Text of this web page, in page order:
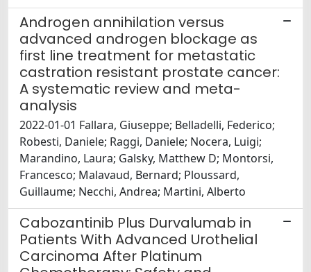
Androgen annihilation versus
advanced androgen blockage as
first line treatment for metastatic
castration resistant prostate cancer:
A systematic review and meta-
analysis
2022-01-01 Fallara, Giuseppe; Belladelli, Federico;
Robesti, Daniele; Raggi, Daniele; Nocera, Luigi;
Marandino, Laura; Galsky, Matthew D; Montorsi,
Francesco; Malavaud, Bernard; Ploussard,
Guillaume; Necchi, Andrea; Martini, Alberto
Cabozantinib Plus Durvalumab in
Patients With Advanced Urothelial
Carcinoma After Platinum